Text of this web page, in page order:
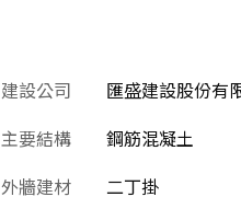
建設公司
匯盛建設股份有
主要結構
鋼筋混凝土
外牆建材
二丁掛